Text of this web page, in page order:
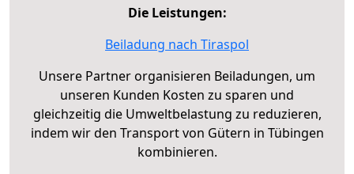
Die Leistungen:
Beiladung nach Tiraspol
Unsere Partner organisieren Beiladungen, um
unseren Kunden Kosten zu sparen und
gleichzeitig die Umweltbelastung zu reduzieren,
indem wir den Transport von Gütern in Tübingen
kombinieren.